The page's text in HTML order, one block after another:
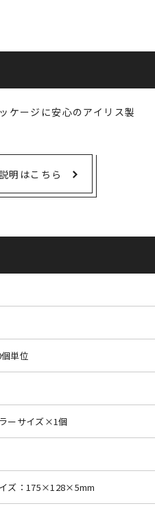
ケージに安心のアイリス製
明はこちら
単位
ーサイズ×1個
ズ：175×128×5mm